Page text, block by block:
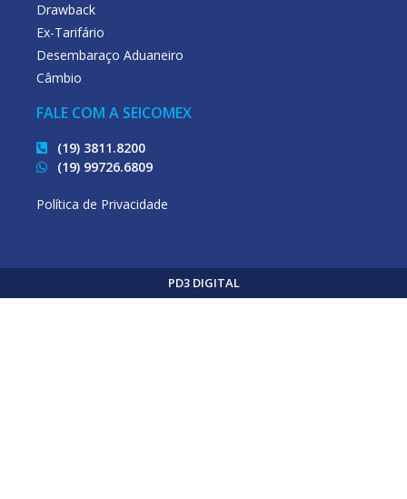
Drawback
Ex-Tarifário
Desembaraço Aduaneiro
Câmbio
FALE COM A SEICOMEX
(19) 3811.8200
(19) 99726.6809
Política de Privacidade
PD3 DIGITAL